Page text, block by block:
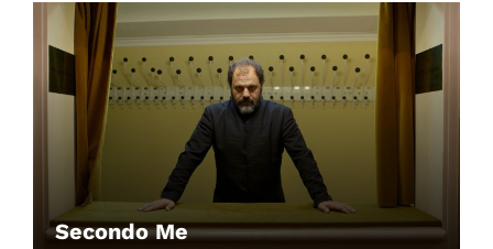
Secondo Me